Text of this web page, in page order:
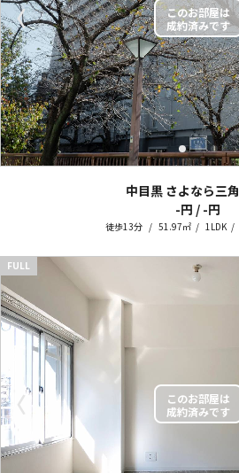
〈
中目黒 さよなら三角
-円 / -円
徒歩13分 51.97㎡ 1LDK
〈
FULL